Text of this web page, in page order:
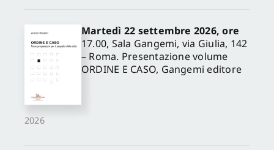
2026
Martedì 22 settembre 2026, ore
17.00, Sala Gangemi, via Giulia, 142
– Roma. Presentazione volume
ORDINE E CASO, Gangemi editore